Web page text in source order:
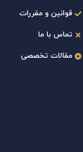
قوانین و مقررات
تماس با ما
مقالات تخصصی